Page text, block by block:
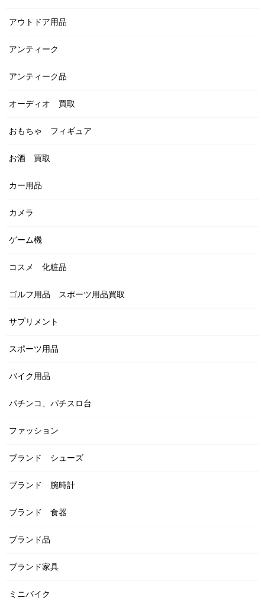
アウトドア用品
アンティーク
アンティーク品
オーディオ 買取
おもちゃ フィギュア
お酒 買取
カー用品
カメラ
ゲーム機
コスメ 化粧品
ゴルフ用品 スポーツ用品買取
サプリメント
スポーツ用品
バイク用品
パチンコ、パチスロ台
ファッション
ブランド シューズ
ブランド 腕時計
ブランド 食器
ブランド品
ブランド家具
ミニバイク